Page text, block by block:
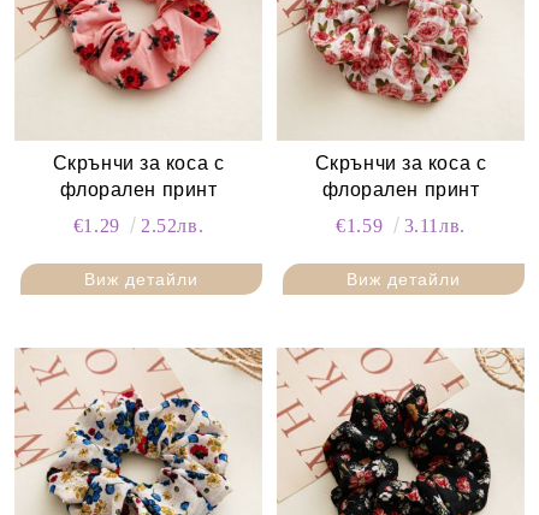
Скрънчи за коса с
флорален принт
€1.29
2.52лв.
Виж детайли
Скрънчи за коса с
флорален принт
€1.59
3.11лв.
Виж детайли